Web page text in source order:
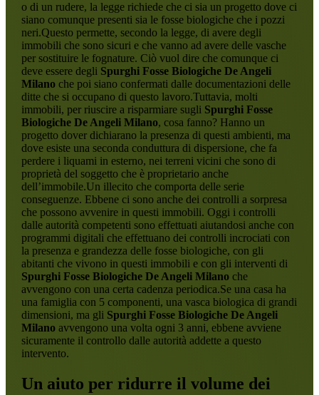
o di un rudere, la legge richiede che ci sia un progetto dove ci
siano comunque presenti sia le fosse biologiche che i pozzi
neri.Questo permette, secondo la legge, di avere degli
immobili che sono sicuri e che vanno ad avere delle vasche
per sostituire le fognature. Ciò vuol dire che comunque ci
deve essere degli Spurghi Fosse Biologiche De Angeli
Milanoche poi siano confermati dalle documentazioni delle
ditte che si occupano di questo lavoro.Tuttavia, molti
immobili, per riuscire a risparmiare sugli Spurghi Fosse
Biologiche De Angeli Milano, cosa fanno? Hanno un
progetto dover dichiarano la presenza di questi ambienti, ma
dove esiste una seconda conduttura di dispersione, che fa
perdere i liquami in esterno, nei terreni vicini che sono di
proprietà del soggetto che è proprietario anche
dell’immobile.Un illecito che comporta delle serie
conseguenze. Ebbene ci sono anche dei controlli a sorpresa
che possono avvenire in questi immobili. Oggi i controlli
dalle autorità competenti sono effettuati aiutandosi anche con
programmi digitali che effettuano dei controlli incrociati con
la presenza e grandezza delle fosse biologiche, con gli
abitanti che vivono in questi immobili e con gli interventi di
Spurghi Fosse Biologiche De Angeli Milanoche
avvengono con una certa cadenza periodica.Se una casa ha
una famiglia con 5 componenti, una vasca biologica di grandi
dimensioni, ma gli Spurghi Fosse Biologiche De Angeli
Milanoavvengono una volta ogni 3 anni, ebbene avviene
sicuramente il controllo dalle autorità addette a questo
intervento.
Un aiuto per ridurre il volume dei